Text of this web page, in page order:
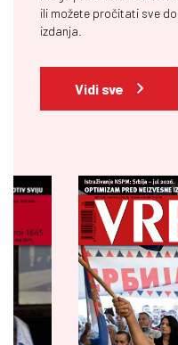
ili možete pročitati sve
izdanja.
Vidi sve